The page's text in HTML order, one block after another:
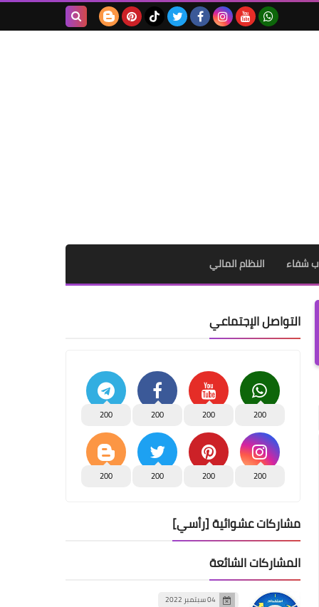
شفاء النظام المالي
التواصل الإجتماعي
200
200
200
200
200
200
200
200
مشاركات عشوائية [رأسي]
المشاركات الشائعة
04 سبتمبر 2022